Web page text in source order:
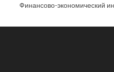
Финансово-экономический